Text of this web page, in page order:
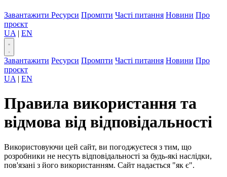
Завантажити Ресурси Промпти Часті питання Новини Про
проєкт
UA | EN
Завантажити Ресурси Промпти Часті питання Новини Про
проєкт
UA | EN
Правила використання та
відмова від відповідальності
Використовуючи цей сайт, ви погоджуєтеся з тим, що
розробники не несуть відповідальності за будь-які наслідки,
пов'язані з його використанням. Сайт надається "як є".